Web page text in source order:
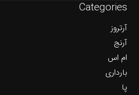
Categories
آرتروز
آرنج
ام اس
بارداری
پا